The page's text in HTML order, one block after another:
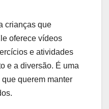
crianças que
oferece vídeos
e atividades
e a diversão. É uma
querem manter